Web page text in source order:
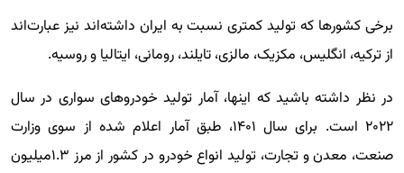
برخی کشورها که تولید کمتری نسبت به ایران داشته‌اند نیز عبارت‌اند
از ترکیه، انگلیس، مکزیک، مالزی، تایلند، رومانی، ایتالیا و روسیه.
در نظر داشته باشید که اینها، آمار تولید خودروهای سواری در سال
۲۰۲۲ است. برای سال ۱۴۰۱، طبق آمار اعلام شده از سوی وزارت
صنعت، معدن و تجارت، تولید انواع خودرو در کشور از مرز ۱.۳میلیون